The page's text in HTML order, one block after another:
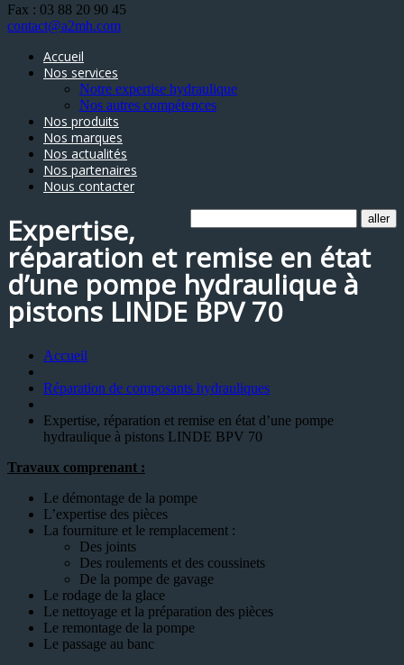
Fax : 03 88 20 90 45
contact@a2mh.com
Accueil
Nos services
Notre expertise hydraulique
Nos autres compétences
Nos produits
Nos marques
Nos actualités
Nos partenaires
Nous contacter
Expertise,
réparation et remise en état
d’une pompe hydraulique à
pistons LINDE BPV 70
Accueil
Réparation de composants hydrauliques
Expertise, réparation et remise en état d’une pompe
hydraulique à pistons LINDE BPV 70
Travaux comprenant :
Le démontage de la pompe
L’expertise des pièces
La fourniture et le remplacement :
Des joints
Des roulements et des coussinets
De la pompe de gavage
Le rodage de la glace
Le nettoyage et la préparation des pièces
Le remontage de la pompe
Le passage au banc